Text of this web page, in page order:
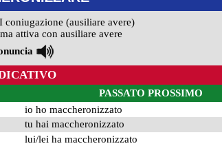
(ausiliare avere)
attiva con ausiliare avere
PASSATO PROSSIMO
io ho maccheronizzato
tu hai maccheronizzato
lui/lei ha maccheronizzato